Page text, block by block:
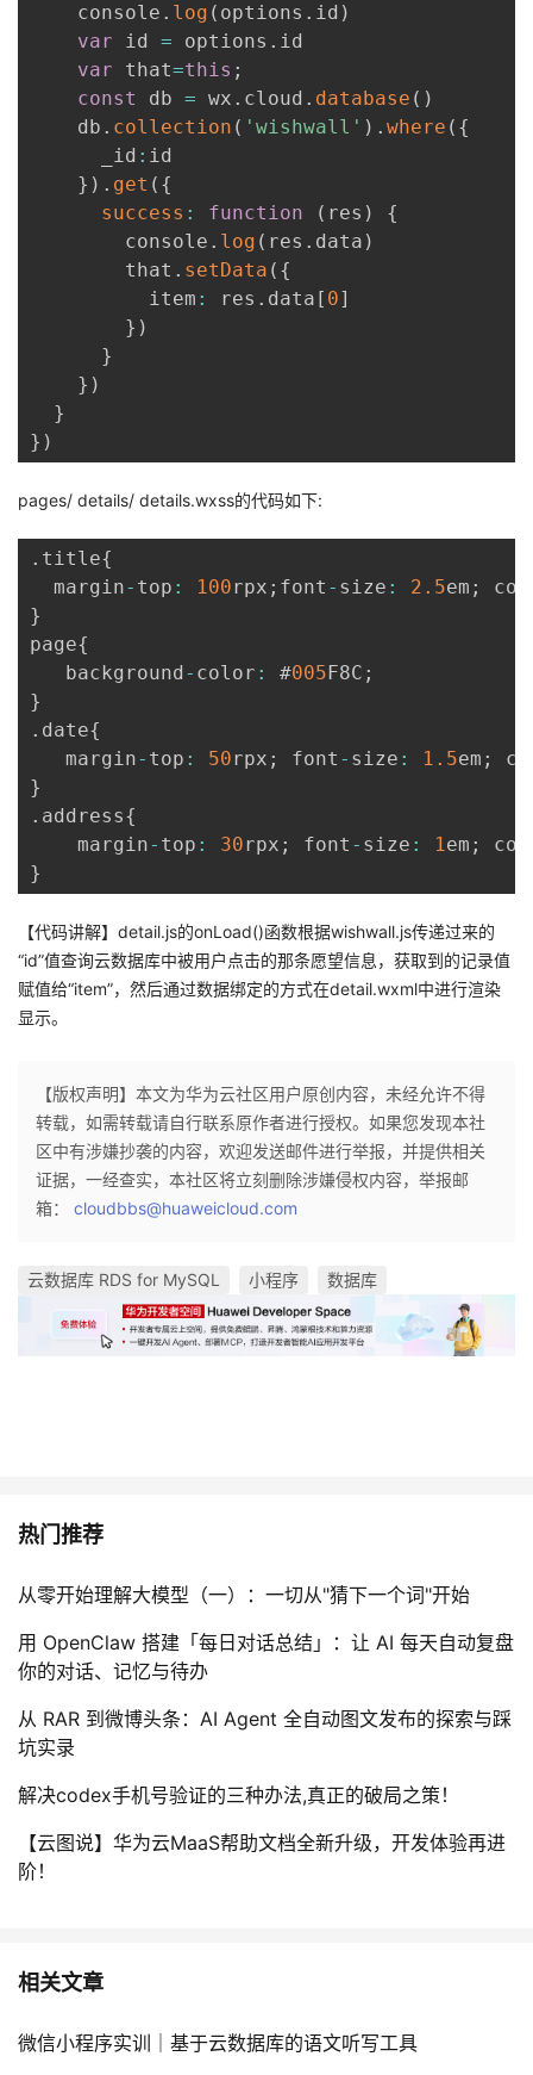
    console
. log ( options . id )
var id = options . id
var that=this ;
const
db = wx . cloud . database ( )
    db
. collection ( 'wishwall' ) . where ( {
      _id
: id
} ) . get ( {
success : function ( res )
{
        console
. log ( res . data )
        that
. setData ( {
          item
: res . data [ 0]
} )
}
} )
}
} )
pages/ details/ details.wxss的代码如下:
. title{
  margin
- top : 100rpx ; font - size : 2.5em ;
}
page{
   background
- color : #005F8C ;
}
. date{
   margin
- top : 50rpx ; font - size : 1.5em ;
}
. address{
    margin
- top : 30rpx ; font - size : 1em ;
}
【代码讲解】detail.js的onLoad()函数根据wishwall.js传递过来的
“id”值查询云数据库中被用户点击的那条愿望信息，获取到的记录值
赋值给“item”，然后通过数据绑定的方式在detail.wxml中进行渲染
显示。
【版权声明】本文为华为云社区用户原创内容，未经允许不得
转载，如需转载请自行联系原作者进行授权。如果您发现本社
区中有涉嫌抄袭的内容，欢迎发送邮件进行举报，并提供相关
证据，一经查实，本社区将立刻删除涉嫌侵权内容，举报邮
箱： cloudbbs@huaweicloud.com
云数据库 RDS for MySQL 小程序 数据库
热门推荐
从零开始理解大模型（一）：一切从"猜下一个词"开始
用 OpenClaw 搭建「每日对话总结」：让 AI 每天自动复盘
你的对话、记忆与待办
从 RAR 到微博头条：AI Agent 全自动图文发布的探索与踩
坑实录
解决codex手机号验证的三种办法,真正的破局之策！
【云图说】华为云MaaS帮助文档全新升级，开发体验再进
阶！
相关文章
微信小程序实训｜基于云数据库的语文听写工具